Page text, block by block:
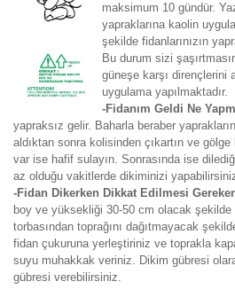
maksimum 10 gündür.
yapraklarına kaolin
şekilde fidanlarınızın
Bu durum sizi
güneşe karşı dirençlerini
uygulama yapılmaktadır.
-Fidanım Geldi Ne
yapraksız gelir. Baharla beraber
aldıktan sonra kolisinden çıkartın ve
var ise hafif sulayın. Sonrasında ise
az olduğu vakitlerde dikiminizi
-Fidan Dikerken Dikkat Edilmesi
boy ve yüksekliği 30-50 cm olacak şekilde
torbasından toprağını dağıtmayacak
fidan çukuruna yerleştiriniz ve toprakla
suyu muhakkak veriniz. Dikim gübresi
gübresi verebilirsiniz.